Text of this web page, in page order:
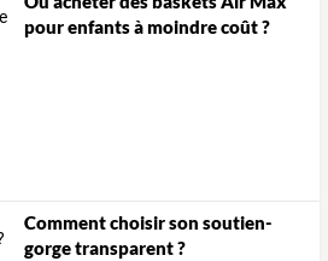
pour enfants à moindre coût ?
Comment choisir son soutien-
gorge transparent ?